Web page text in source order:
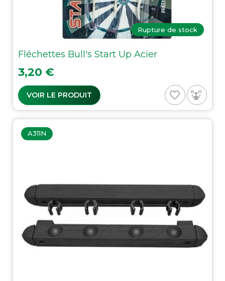
Rupture de stock
Fléchettes Bull's Start Up Acier
Prix
3,20 €
VOIR LE PRODUIT favorite_border
A311N